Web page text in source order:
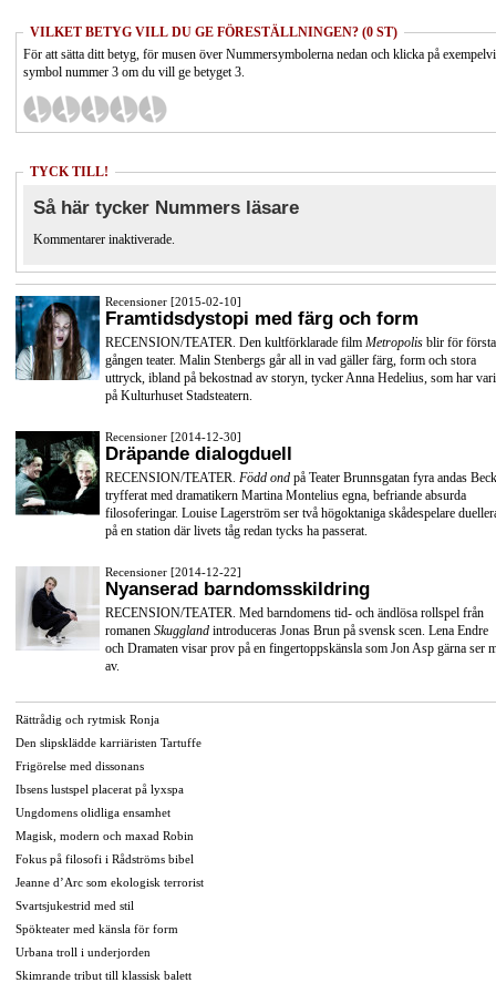
VILKET BETYG VILL DU GE FÖRESTÄLLNINGEN? (0 ST)
För att sätta ditt betyg, för musen över Nummersymbolerna nedan och klicka på
symbol nummer 3 om du vill ge betyget 3.
TYCK TILL!
Så här tycker Nummers läsare
Kommentarer inaktiverade.
Recensioner [2015-02-10]
Framtidsdystopi med färg och form
RECENSION/TEATER. Den kultförklarade film Metropolis blir för första
gången teater. Malin Stenbergs går all in vad gäller färg, form och stora
uttryck, ibland på bekostnad av storyn, tycker Anna Hedelius, som har
på Kulturhuset Stadsteatern.
Recensioner [2014-12-30]
Dräpande dialogduell
RECENSION/TEATER. Född ond på Teater Brunnsgatan fyra andas
tryfferat med dramatikern Martina Montelius egna, befriande absurda
filosoferingar. Louise Lagerström ser två högoktaniga skådespelare
på en station där livets tåg redan tycks ha passerat.
Recensioner [2014-12-22]
Nyanserad barndomsskildring
RECENSION/TEATER. Med barndomens tid- och ändlösa rollspel från
romanen Skuggland introduceras Jonas Brun på svensk scen. Lena Endre
och Dramaten visar prov på en fingertoppskänsla som Jon Asp gärna ser
av.
Rättrådig och rytmisk Ronja
Den slipsklädde karriäristen Tartuffe
Frigörelse med dissonans
Ibsens lustspel placerat på lyxspa
Ungdomens olidliga ensamhet
Magisk, modern och maxad Robin
Fokus på filosofi i Rådströms bibel
Jeanne d’Arc som ekologisk terrorist
Svartsjukestrid med stil
Spökteater med känsla för form
Urbana troll i underjorden
Skimrande tribut till klassisk balett